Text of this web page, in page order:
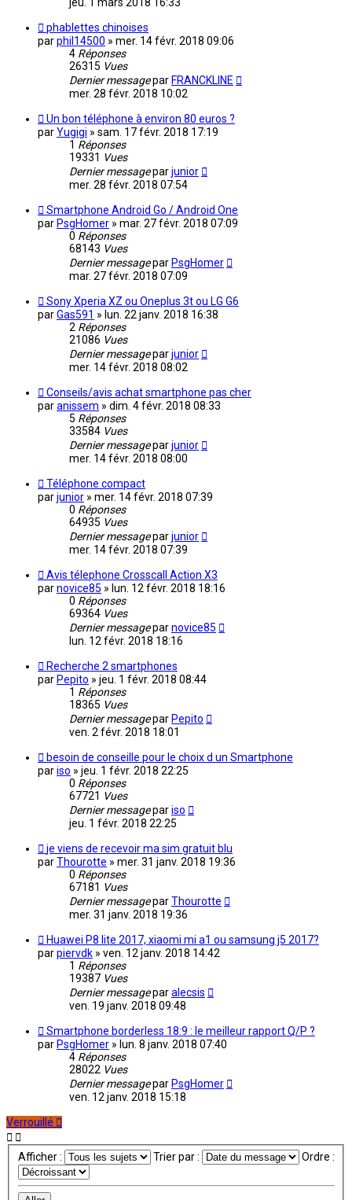
jeu. 1 mars 2018 16:33
phablettes chinoises
parphil14500 » mer. 14 févr. 2018 09:06
4 Réponses
26315 Vues
Dernier messagepar FRANCKLINE
mer. 28 févr. 2018 10:02
Un bon téléphone à environ 80 euros ?
parYugigi » sam. 17 févr. 2018 17:19
1 Réponses
19331 Vues
Dernier messageparjunior
mer. 28 févr. 2018 07:54
Smartphone Android Go / Android One
par PsgHomer » mar. 27 févr. 2018 07:09
0 Réponses
68143 Vues
Dernier messagepar PsgHomer
mar. 27 févr. 2018 07:09
Sony Xperia XZ ou Oneplus 3t ou LG G6
parGas591 » lun. 22 janv. 2018 16:38
2 Réponses
21086 Vues
Dernier messageparjunior
mer. 14 févr. 2018 08:02
Conseils/avis achat smartphone pas cher
paranissem » dim. 4 févr. 2018 08:33
5 Réponses
33584 Vues
Dernier messageparjunior
mer. 14 févr. 2018 08:00
Téléphone compact
parjunior » mer. 14 févr. 2018 07:39
0 Réponses
64935 Vues
Dernier messageparjunior
mer. 14 févr. 2018 07:39
Avis télephone Crosscall Action X3
parnovice85 » lun. 12 févr. 2018 18:16
0 Réponses
69364 Vues
Dernier messageparnovice85
lun. 12 févr. 2018 18:16
Recherche 2 smartphones
par Pepito » jeu. 1 févr. 2018 08:44
1 Réponses
18365 Vues
Dernier messagepar Pepito
ven. 2 févr. 2018 18:01
besoin de conseille pour le choix d un Smartphone
pariso » jeu. 1 févr. 2018 22:25
0 Réponses
67721 Vues
Dernier messagepariso
jeu. 1 févr. 2018 22:25
je viens de recevoir ma sim gratuit blu
parThourotte » mer. 31 janv. 2018 19:36
0 Réponses
67181 Vues
Dernier messageparThourotte
mer. 31 janv. 2018 19:36
Huawei P8 lite 2017, xiaomi mi a1 ou samsung j5 2017?
parpiervdk » ven. 12 janv. 2018 14:42
1 Réponses
19387 Vues
Dernier messageparalecsis
ven. 19 janv. 2018 09:48
Smartphone borderless 18:9 : le meilleur rapport Q/P ?
par PsgHomer » lun. 8 janv. 2018 07:40
4 Réponses
28022 Vues
Dernier messagepar PsgHomer
ven. 12 janv. 2018 15:18
Verrouillé
Afficher : Trier par : Ordre :